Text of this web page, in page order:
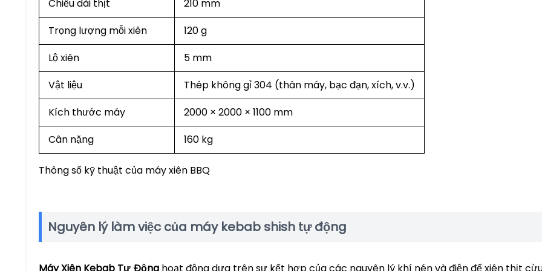
Chiều dài thịt
210 mm
Trọng lượng mỗi xiên
120 g
Lộ xiên
5 mm
Vật liệu
Thép không gỉ 304 (thân máy, bạc đạn, xích, v.v.)
Kích thước máy
2000 × 2000 × 1100 mm
Cân nặng
160 kg
Thông số kỹ thuật của máy xiên BBQ
Nguyên lý làm việc của máy kebab shish tự động
Máy Xiên Kebab Tự Động hoạt động dựa trên sự kết hợp của các nguyên lý khí nén và điện để xiên thịt